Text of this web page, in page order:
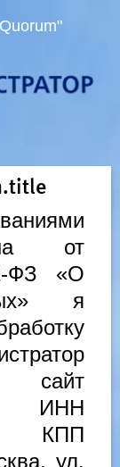
от
ФЗ «О
я
, ИНН
КПП
ул.